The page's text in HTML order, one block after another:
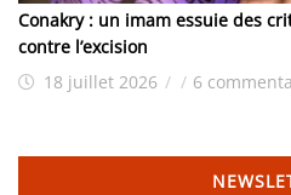
Conakry : un imam essuie des
contre l’excision
18 juillet 2026 / / 6